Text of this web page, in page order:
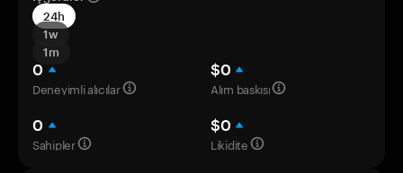
24h
1w
1m
0
Deneyimli alıcılar
$0
Alım baskısı
0
Sahipler
$0
Likidite